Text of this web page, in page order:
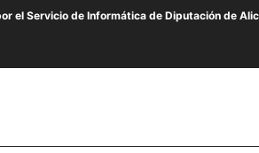
el Servicio de Informática de Diputación de